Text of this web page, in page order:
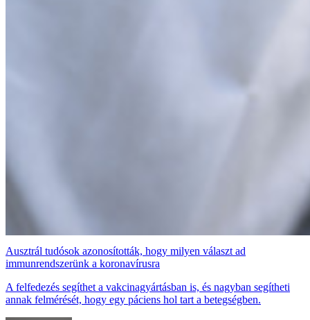
Ausztrál tudósok azonosították, hogy milyen választ ad
immunrendszerünk a koronavírusra
A felfedezés segíthet a vakcinagyártásban is, és nagyban segítheti
annak felmérését, hogy egy páciens hol tart a betegségben.